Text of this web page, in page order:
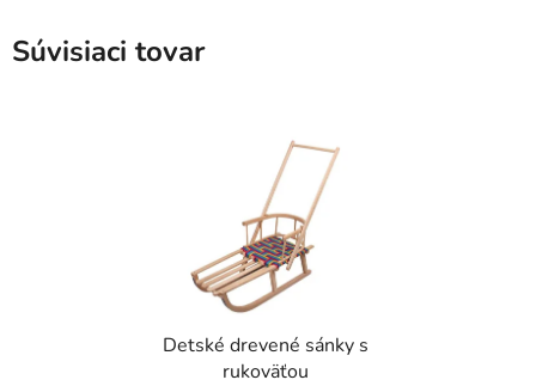
Súvisiaci tovar
Detské drevené sánky s
rukoväťou